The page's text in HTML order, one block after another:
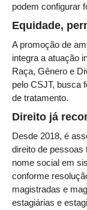
Portal
Portal
Portal dos
Pequeno
Programa
Suspensão
Busca Geral
Portal de
Estatísticas
Pesquisa
podem configurar
Equidade,
A promoção de
integra a atuação
Raça, Gênero e
pelo CSJT, busca
de tratamento.
Direito já
Desde 2018, é
direito de pessoas
nome social em
conforme
magistradas e
estagiárias e